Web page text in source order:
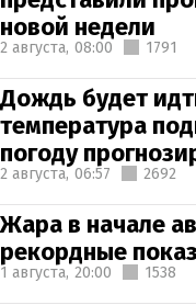
новой недели
2 августа, 08:00 1791
Дождь будет
температура
погоду
2 августа, 06:57 2692
Жара в начале
рекордные
1 августа, 20:00 1538